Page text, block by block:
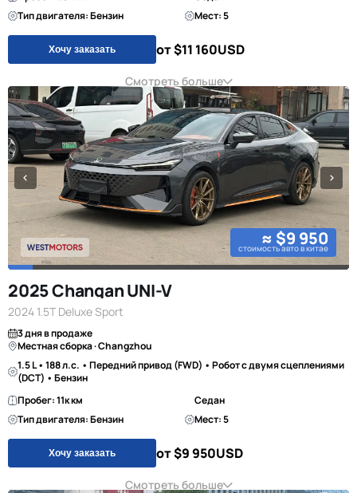
Тип двигателя: Бензин
Мест: 5
Хочу заказать от $11 160USD
Смотреть больше
≈ $9 950
стоимость авто в китае
2025 Changan UNI-V
2024 1.5T Deluxe Sport
3 дня в продаже
Местная сборка · Changzhou
1.5 L • 188 л.с. • Передний привод (FWD) • Робот с двумя сцеплениями
(DCT) • Бензин
Пробег: 11к км
Седан
Тип двигателя: Бензин
Мест: 5
Хочу заказать от $9 950USD
Смотреть больше